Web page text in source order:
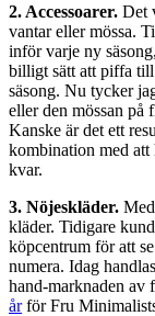
2. Accessoarer. Det
vantar eller mössa.
inför varje ny
billigt sätt att piffa
säsong. Nu tycker
eller den mössan på
Kanske är det ett
kombination med att
kvar.
3. Nöjeskläder.
kläder. Tidigare
köpcentrum för att
numera. Idag
hand-marknaden av
årför Fru